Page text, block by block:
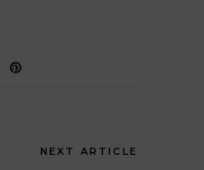
NEXT ARTICLE